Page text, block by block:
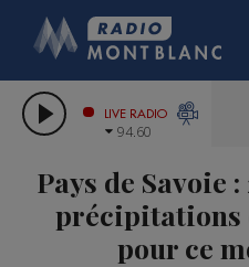
LES
CITIZEN
GRAND MASSIF
COMPAGNIE
LIVE RADIO
94.60
Pays de Savoie
précipitations
pour ce